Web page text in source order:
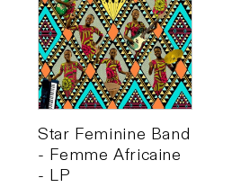
Star Feminine Band
- Femme Africaine
- LP